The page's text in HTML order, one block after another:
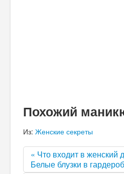
Похожий
Из: Женские секреты
« Что входит в женский
Белые блузки в